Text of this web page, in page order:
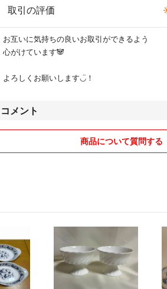
取引の評価
お互いに気持ちの良いお取引ができるよう
心がけています🐼
よろしくお願いします◡̈！
コメント
商品について質問する